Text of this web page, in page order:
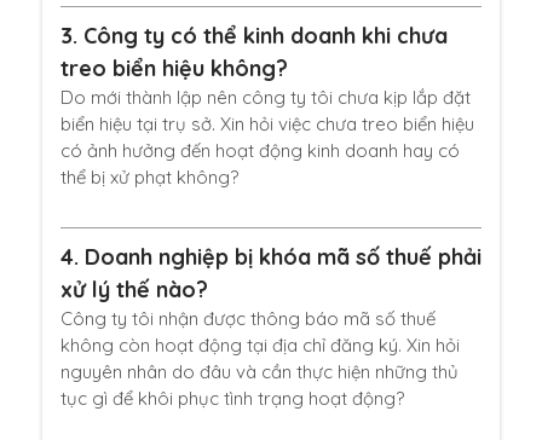
3. Công ty có thể kinh doanh khi chưa
treo biển hiệu không?
Do mới thành lập nên công ty tôi chưa kịp lắp đặt
biển hiệu tại trụ sở. Xin hỏi việc chưa treo biển hiệu
có ảnh hưởng đến hoạt động kinh doanh hay có
thể bị xử phạt không?
4. Doanh nghiệp bị khóa mã số thuế phải
xử lý thế nào?
Công ty tôi nhận được thông báo mã số thuế
không còn hoạt động tại địa chỉ đăng ký. Xin hỏi
nguyên nhân do đâu và cần thực hiện những thủ
tục gì để khôi phục tình trạng hoạt động?